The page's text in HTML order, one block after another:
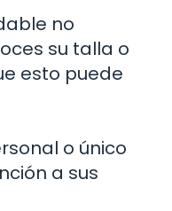
no
su talla o
esto puede
o único
a sus